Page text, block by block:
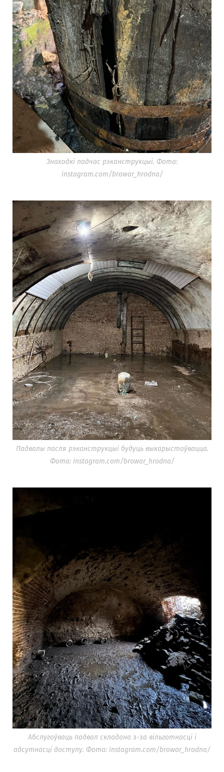
Знаходкі падчас рэканструкцыі. Фота:
instagram.com/browar_hrodna/
Падвалы пасля рэканструкцыі будуць выкарыстоўвацца.
Фота: instagram.com/browar_hrodna/
Абслугоўваць падвал складана з-за вільготнасці і
адсутнасці доступу. Фота: instagram.com/browar_hrodna/